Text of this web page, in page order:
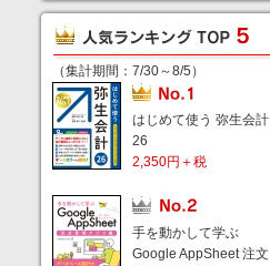
（集計期間：7/30～8/5）
はじめて使う 弥生会計
26
2,350円＋税
手を動かして学ぶ
Google AppSheet 注文